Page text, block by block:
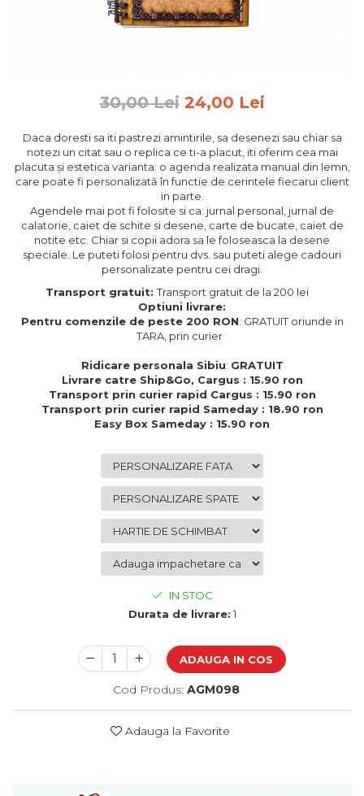
Felicitari din lemn
Felicitari pentru cei dragi
Felicitari cu model
Rame foto din lemn
Camion din lemn
Aromaterapie
Decoratiuni pentru casa
Genti si portofele barbati din
Cadouri de Paste
Produse personalizate pentru
nunti si botezuri
Cadouri personalizate pentru
Cadouri pentru profesori
Cadouri pentru parinti
Cadouri pentru EA
Cadouri pentru tata
Cadouri pentru cea mai buna
Cadouri pentru bunici
30,00 Lei 24,00 Lei
Daca doresti sa iti pastrezi amintirile, sa desenezi sau chiar sa
notezi un citat sau o replica ce ti-a placut, iti oferim cea mai
placuta și estetica varianta: o agenda realizata manual din lemn,
care poate fi personalizată în functie de cerintele fiecarui client
in parte.
Agendele mai pot fi folosite si ca: jurnal personal, jurnal de
calatorie, caiet de schite si desene, carte de bucate, caiet de
notite etc. Chiar si copii adora sa le foloseasca la desene
speciale. Le puteti folosi pentru dvs. sau puteti alege cadouri
personalizate pentru cei dragi.
Transport gratuit:Transport gratuit de la 200 lei
Optiuni livrare:
Pentru comenzile de peste 200 RON: GRATUIT oriunde in
TARA, prin curier
Ridicare personala Sibiu: GRATUIT
Livrare catre Ship&Go, Cargus : 15.90 ron
Transport prin curier rapid Cargus : 15.90 ron
Transport prin curier rapid Sameday : 18.90 ron
Easy Box Sameday : 15.90 ron
IN STOC
Durata de livrare: 1
ADAUGA IN COS
Cod Produs: AGM098
Adauga la Favorite